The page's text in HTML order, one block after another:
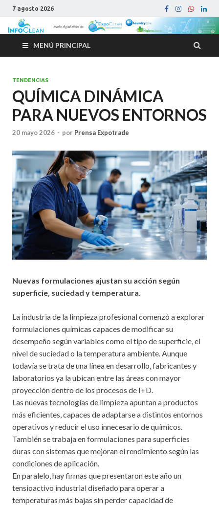
7 agosto 2026
MENÚ PRINCIPAL
TENDENCIAS
QUÍMICA DINÁMICA
PARA NUEVOS ENTORNOS
20 mayo 2026 - por Prensa Expotrade
Nuevas formulaciones ajustan su acción según
superficie, suciedad y temperatura.
La industria de la limpieza profesional comenzó a explorar
formulaciones químicas capaces de modificar su
desempeño según variables como el tipo de superficie, el
nivel de suciedad o la temperatura ambiente. Aunque
todavía se trata de una línea en desarrollo, fabricantes y
laboratorios ya la ubican entre las áreas con mayor
proyección dentro de los procesos de I+D.
Las nuevas tecnologías de limpieza apuntan a productos
más eficientes, capaces de adaptarse a distintos entornos
operativos y reducir el uso innecesario de químicos.
También se trabaja en formulaciones para superficies
duras con sistemas que mejoran el rendimiento según las
condiciones de aplicación.
En paralelo, hay firmas que presentaron este año un
tensioactivo industrial diseñado para operar a
temperaturas más bajas sin perder capacidad de